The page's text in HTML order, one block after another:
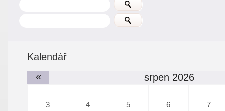
Kalendář
«
srpen 2026
3 4 5 6
7